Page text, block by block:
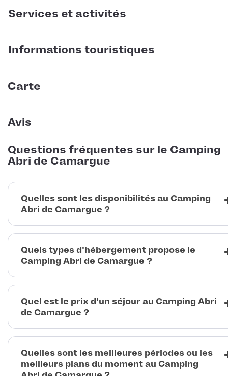
Services et activités
Informations touristiques
Carte
Avis
Questions fréquentes sur le Camping
Abri de Camargue
Quelles sont les disponibilités au Camping
Abri de Camargue ?
Quels types d'hébergement propose le
Camping Abri de Camargue ?
Quel est le prix d'un séjour au Camping Abri
de Camargue ?
Quelles sont les meilleures périodes ou les
meilleurs plans du moment au Camping